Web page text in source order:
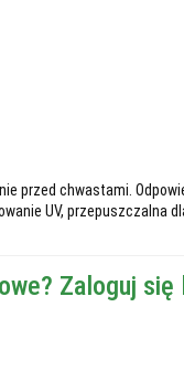
przed chwastami.
UV, przepuszczalna
Zaloguj